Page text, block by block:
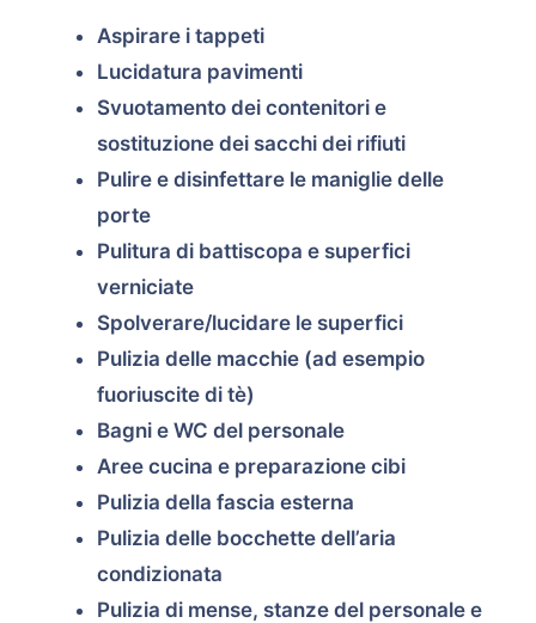
Aspirare i tappeti
Lucidatura pavimenti
Svuotamento dei contenitori e
sostituzione dei sacchi dei rifiuti
Pulire e disinfettare le maniglie delle
porte
Pulitura di battiscopa e superfici
verniciate
Spolverare/lucidare le superfici
Pulizia delle macchie (ad esempio
fuoriuscite di tè)
Bagni e WC del personale
Aree cucina e preparazione cibi
Pulizia della fascia esterna
Pulizia delle bocchette dell’aria
condizionata
Pulizia di mense, stanze del personale e